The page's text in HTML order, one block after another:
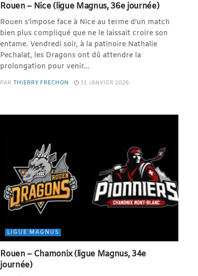
Rouen – Nice (ligue Magnus, 36e journée)
Rouen s’impose face à Nice au terme d’un match
bien plus compliqué que ne le laissait croire son
entame. Vendredi soir, à la patinoire Nathalie
Pechalat, les Dragons ont dû attendre la
prolongation pour venir...
PAR THIERRY FRECHON 31 JANVIER 2026
LIGUE MAGNUS
Rouen – Chamonix (ligue Magnus, 34e
journée)